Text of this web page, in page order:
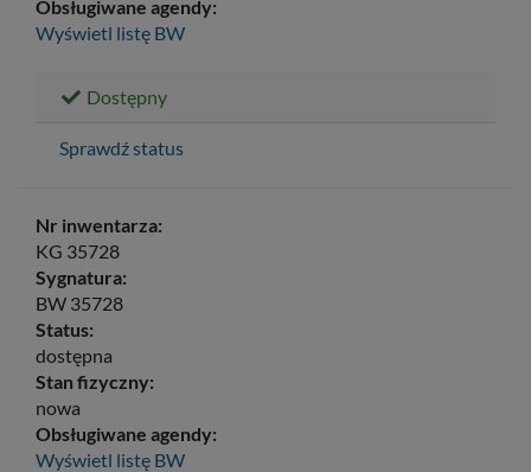
Obsługiwane agendy:
Wyświetl listę BW
Dostępny
Sprawdź status
Nr inwentarza:
KG 35728
Sygnatura:
BW 35728
Status:
dostępna
Stan fizyczny:
nowa
Obsługiwane agendy:
Wyświetl listę BW